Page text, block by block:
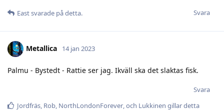
Svara
Eastsvarade på detta.
Metallica 14 jan 2023
Palmu - Bystedt - Rattie ser jag. Ikväll ska det slaktas fisk.
Svara
Jordfräs, Rob, NorthLondonForever, och Lukkinen gillar detta